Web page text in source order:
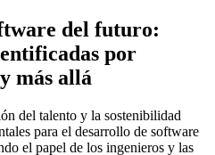
del futuro:
por
más allá
del talento y la sostenibilidad
para el desarrollo de software
el papel de los ingenieros y las